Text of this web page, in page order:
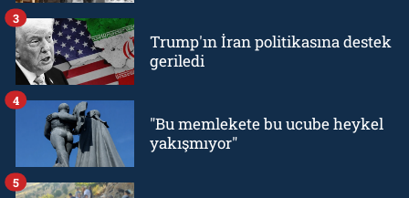
Trump'ın İran politikasına destek
geriledi
3
"Bu memlekete bu ucube heykel
yakışmıyor"
4
5